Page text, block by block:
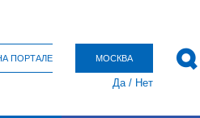
ПОРТАЛЕ МОСКВА
Да/ Нет